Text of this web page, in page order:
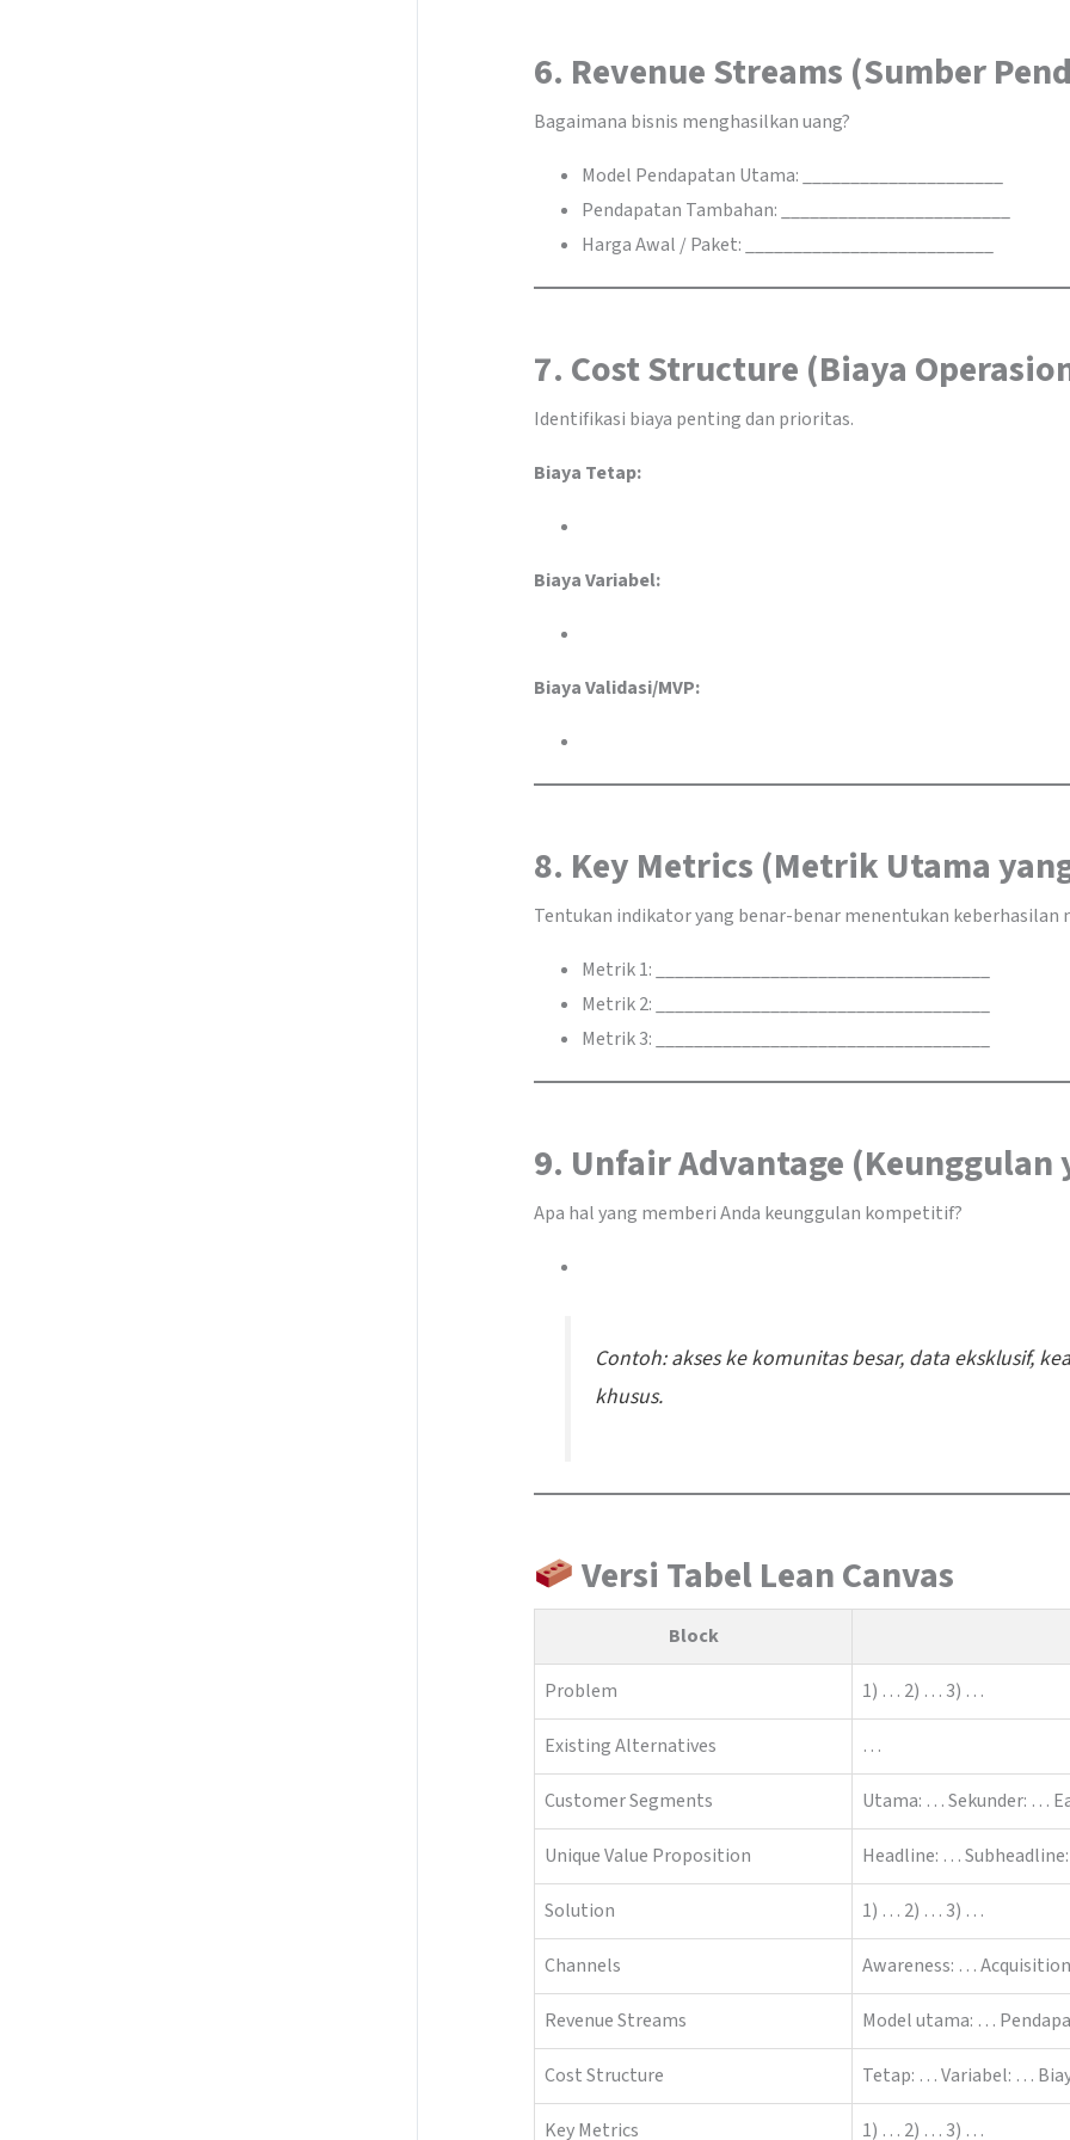
6. Revenue Streams (Sumber
Bagaimana bisnis menghasilkan uang?
Model Pendapatan Utama: _____________________
Pendapatan Tambahan: ________________________
Harga Awal / Paket: __________________________
7. Cost Structure (Biaya
Identifikasi biaya penting dan prioritas.
Biaya Tetap:
Biaya Variabel:
Biaya Validasi/MVP:
8. Key Metrics (Metrik Utama
Tentukan indikator yang benar-benar menentukan keberhasilan
Metrik 1: ___________________________________
Metrik 2: ___________________________________
Metrik 3: ___________________________________
9. Unfair Advantage
Apa hal yang memberi Anda keunggulan kompetitif?
Contoh: akses ke komunitas besar, data eksklusif,
khusus.
Versi Tabel Lean Canvas
Block
Problem 1) … 2) … 3) …
Existing Alternatives …
Customer Segments Utama: … Sekunder: …
Unique Value Proposition Headline: …
Solution 1) … 2) … 3) …
Channels Awareness: …
Revenue Streams Model utama: …
Cost Structure Tetap: … Variabel: …
Key Metrics 1) … 2) … 3) …